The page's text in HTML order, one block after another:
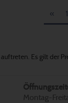
« 1
Es gilt der
Montag-